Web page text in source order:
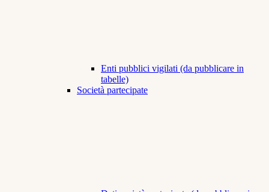
Enti pubblici vigilati (da pubblicare in
tabelle)
Società partecipate